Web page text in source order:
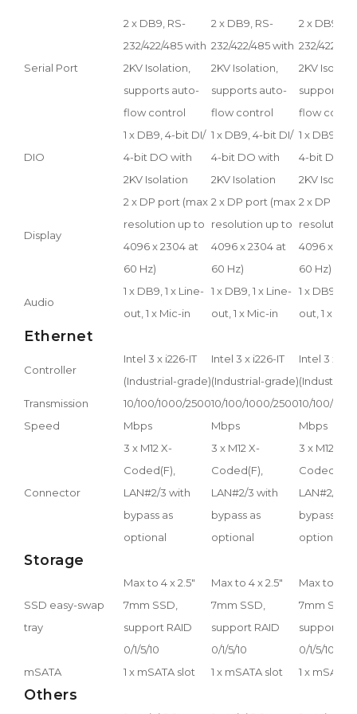
Serial Port
2 x DB9, RS-
232/422/485 with
2KV Isolation,
supports auto-
flow control
2 x DB9, RS-
232/422/485 with
2KV Isolation,
supports auto-
flow control
2 x DB9,
232/422/
2KV
supports
flow
DIO
1 x DB9, 4-bit DI/
4-bit DO with
2KV Isolation
1 x DB9, 4-bit DI/
4-bit DO with
2KV Isolation
1 x DB9, 4-
4-bit DO
2KV
Display
2 x DP port (max
resolution up to
4096 x 2304 at
60 Hz)
2 x DP port (max
resolution up to
4096 x 2304 at
60 Hz)
2 x DP
resolution
4096 x
60 Hz)
Audio
1 x DB9, 1 x Line-
out, 1 x Mic-in
1 x DB9, 1 x Line-
out, 1 x Mic-in
1 x DB9, 1 x
out, 1 x
Ethernet
Controller
Intel 3 x i226-IT
(Industrial-grade)
Intel 3 x i226-IT
(Industrial-grade)
Intel 3 x
(Industrial-
Transmission
Speed
10/100/1000/2500
Mbps
10/100/1000/2500
Mbps
10/100/
Mbps
Connector
3 x M12 X-
Coded(F),
LAN#2/3 with
bypass as
optional
3 x M12 X-
Coded(F),
LAN#2/3 with
bypass as
optional
3 x M12 X-
Coded(F),
LAN#2/3
bypass as
optional
Storage
SSD easy-swap
tray
Max to 4 x 2.5"
7mm SSD,
support RAID
0/1/5/10
Max to 4 x 2.5"
7mm SSD,
support RAID
0/1/5/10
Max to 4 x
7mm SSD,
support
0/1/5/10
mSATA
1 x mSATA slot 1 x mSATA slot 1 x mSATA
Others